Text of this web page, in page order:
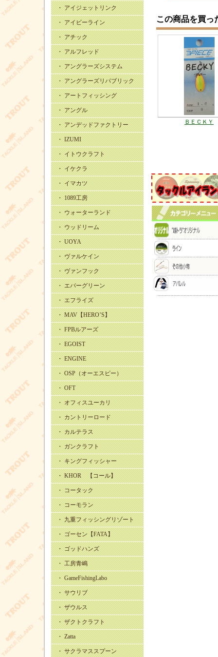
・ アイジェットリンク
・ アイビーライン
・ アチック
・ アルフレッド
・ アングラーズシステム
・ アングラーズリパブリック
・ アートフィッシング
・ アングル
・ アンデッドファクトリー
・ IZUMI
・ イトウクラフト
・ イケクラ
・ イマカツ
・ 1089工房
・ ウォーターランド
・ ウッドリーム
・ UOYA
・ ヴァルケイン
・ ヴァンフック
・ エバーグリーン
・ エフライズ
・ MAV【HERO’S】
・ FPBルアーズ
・ EGOIST
・ ENGINE
・ OSP（オーエスピー）
・ OFT
・ オフィスユーカリ
・ カントリーロード
・ カルテラス
・ ガンクラフト
・ キングフィッシャー
・ KHOR 【コール】
・ コータック
・ コーモラン
・ 九重フィッシングリゾート
・ ゴーセン【FATA】
・ ゴッドハンズ
・ 工房青嶋
・ GameFishingLabo
・ サウリブ
・ ザウルス
・ ザクトクラフト
・ Zatta
・ サクラマススプーン
この商品を買っ
ＢＥＣＫＹ